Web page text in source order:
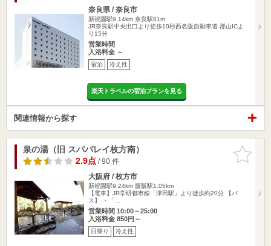
奈良県 / 奈良市
新祝園駅9.14km 奈良駅81m
JR奈良駅中央出口より徒歩10秒西名阪自動車道 郡山ICよ
り15分
営業時間
入浴料金 ～
宿泊 冷え性
楽天トラベルの宿泊プランを見る
関連情報から探す
お気に入
りに追加
泉の湯（旧 スパバレイ枚方南）
2.9点/ 90 件
大阪府 / 枚方市
新祝園駅9.24km 藤阪駅1.05km
【電車】JR学研都市線「津田駅」より徒歩約20分 【バ
ス】 ・「…
営業時間 10:00～25:00
入浴料金 850円～
日帰り 冷え性